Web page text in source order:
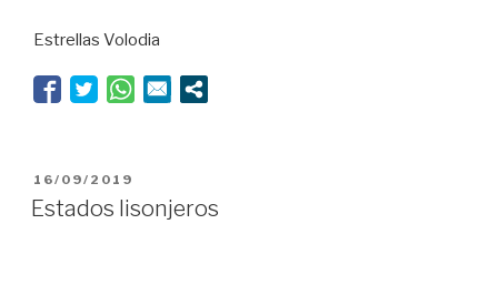
Clásico”
Estrellas Volodia
PUBLICADO
EL
16/09/2019
Estados lisonjeros